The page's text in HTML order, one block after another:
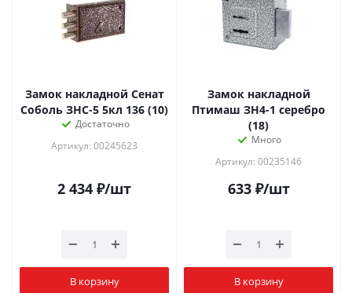
Замок накладной Сенат
Соболь ЗНС-5 5кл 136 (10)
Достаточно
Артикул: 00245623
2 434 ₽/шт
В корзину
Замок накладной
Птимаш ЗН4-1 серебро
(18)
Много
Артикул: 00235146
633₽/шт
В корзину